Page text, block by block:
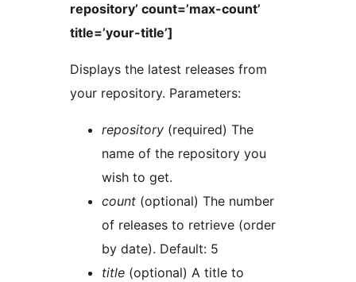
repository’ count=’max-count’
title=’your-title’]
Displays the latest releases from
your repository. Parameters:
repository (required) The
name of the repository you
wish to get.
count (optional) The number
of releases to retrieve (order
by date). Default: 5
title (optional) A title to